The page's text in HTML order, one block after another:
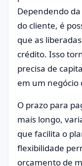
Dependendo
do cliente, é
que as
crédito. Isso
precisa de
em um negócio
O prazo para
mais longo,
que facilita o
flexibilidade
orçamento de